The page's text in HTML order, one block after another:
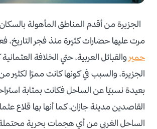
الجزيرة من أقدم المناطق المأهولة
مرت عليها حضارات كثيرة منذ فجر التاريخ،
حمير والقبائل العربية، حتي الخلافة
الجزيرة، والسبب في كونها كانت ممرًا لكثير
بعيدة نسبيًا عن الساحل فكانت بمثابة
القاصدين مدينة جازان، كما أنها بها قلاع
الساحل الغربي من أي هجمات بحرية